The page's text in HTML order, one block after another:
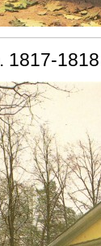
. 1817-